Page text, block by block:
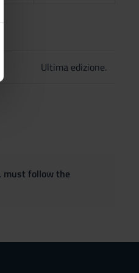
Ultima edizione.
must follow the